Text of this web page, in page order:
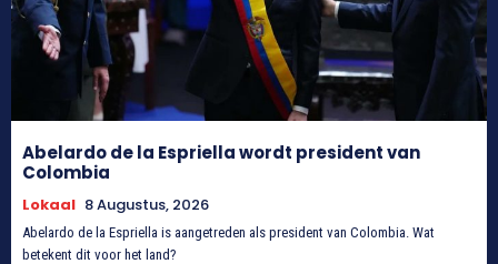
Abelardo de la Espriella wordt president van
Colombia
Lokaal 8 Augustus, 2026
Abelardo de la Espriella is aangetreden als president van Colombia. Wat
betekent dit voor het land?